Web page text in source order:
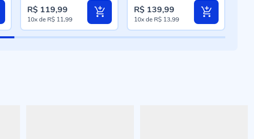
R$ 119,99
10xde R$ 11,99
R$ 139,99
10xde R$ 13,99